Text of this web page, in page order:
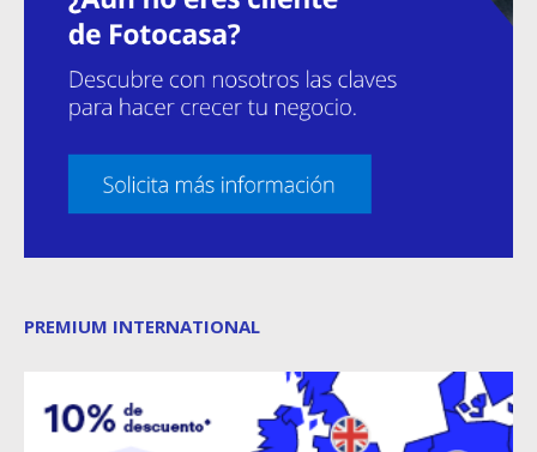
PREMIUM INTERNATIONAL